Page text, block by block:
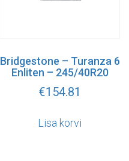
Bridgestone – Turanza 6
Enliten – 245/40R20
€154.81
Lisa korvi